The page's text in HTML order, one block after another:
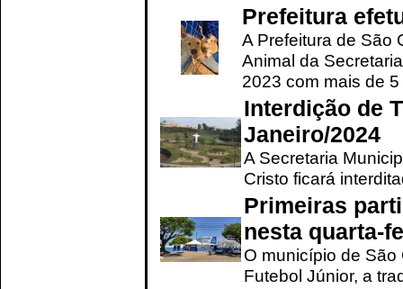
Prefeitura
A Prefeitura de São
Animal da
2023 com mais de 5
Interdição de
Janeiro/2024
A Secretaria
Cristo ficará
Primeiras
nesta quarta-
O município de
Futebol Júnior, a